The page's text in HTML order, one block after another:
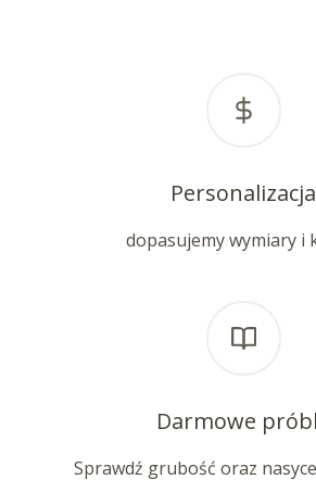
Personalizacja
dopasujemy wymiary i
Darmowe
Sprawdź grubość oraz